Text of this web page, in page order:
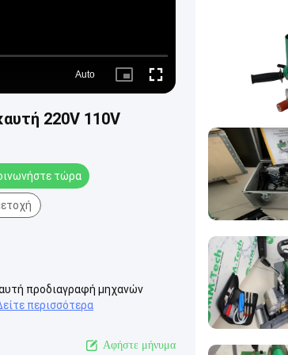
Auto
Picture- Fullscreen
220V 110V
τώρα
προδιαγραφή μηχανών
περισσότερα
Αφήστε μήνυμα